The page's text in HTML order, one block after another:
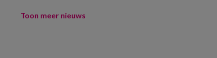
Toon meer nieuws